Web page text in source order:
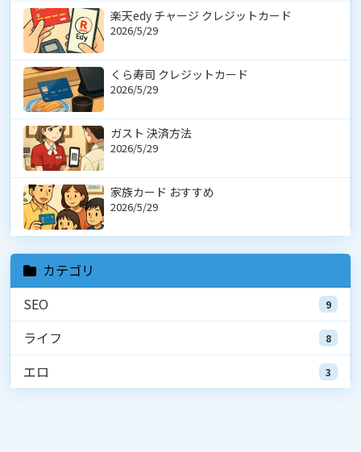
楽天edy チャージ クレジットカード
2026/5/29
くら寿司 クレジットカード
2026/5/29
ガスト 決済方法
2026/5/29
家族カード おすすめ
2026/5/29
カテゴリ
SEO
9
ライフ 8
エロ 3